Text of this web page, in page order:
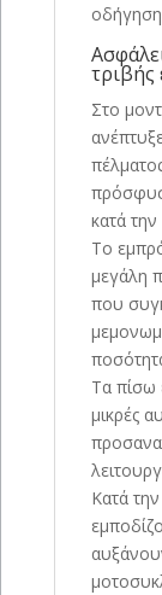
τριβής
Στο
κατά
Το
μεγάλη
που
Τα πίσω
μικρές
Κατά